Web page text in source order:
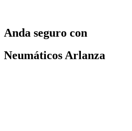
Anda seguro con
Neumáticos Arlanza